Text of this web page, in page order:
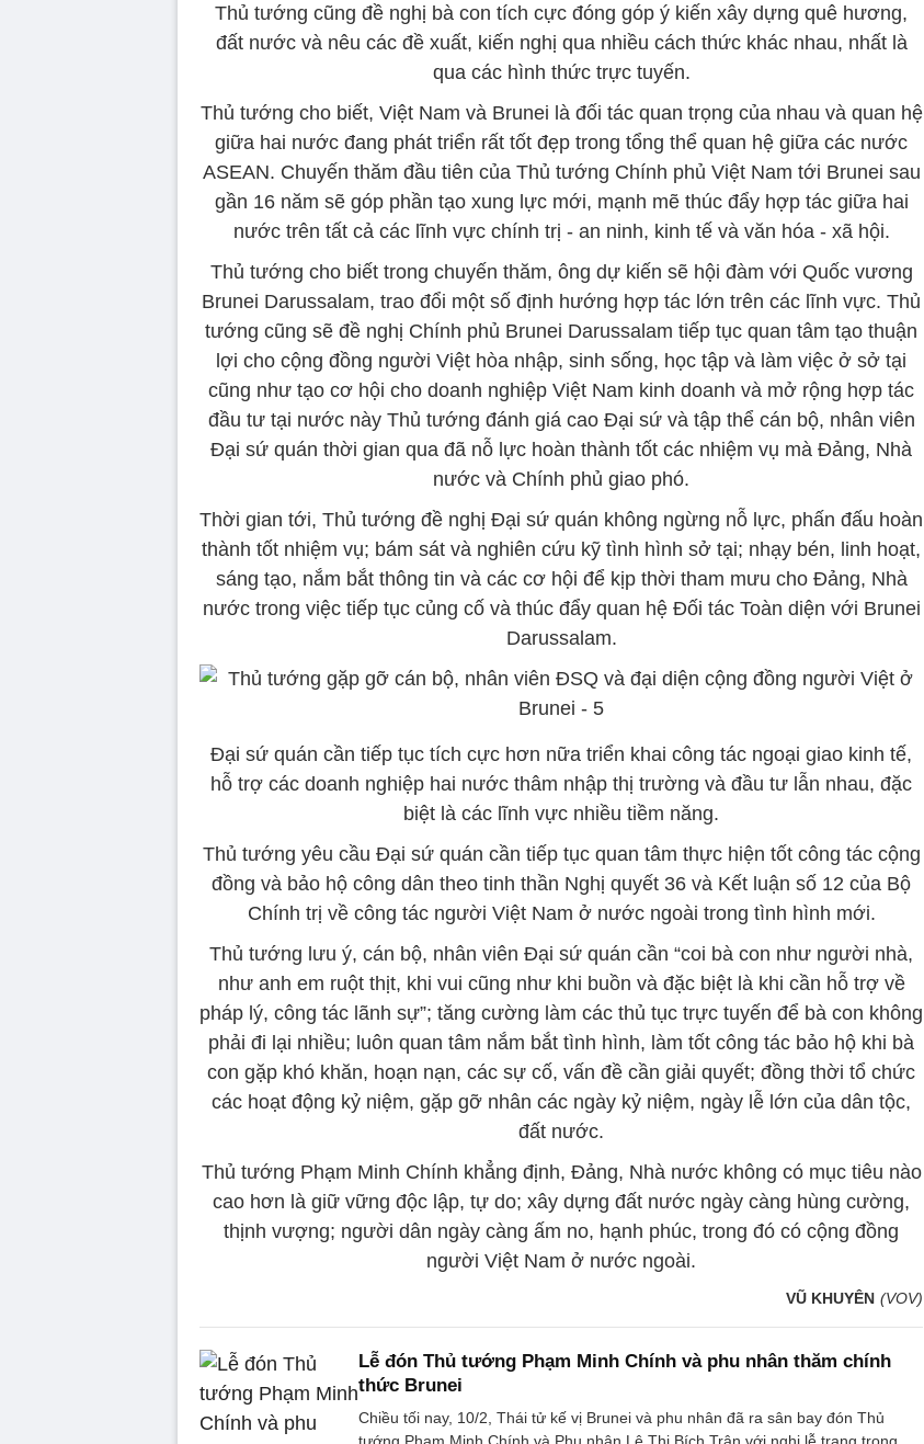
Thủ tướng cũng đề nghị bà con tích cực đóng góp ý kiến xây dựng quê hương,
đất nước và nêu các đề xuất, kiến nghị qua nhiều cách thức khác nhau, nhất là
qua các hình thức trực tuyến.
Thủ tướng cho biết, Việt Nam và Brunei là đối tác quan trọng của nhau và quan hệ
giữa hai nước đang phát triển rất tốt đẹp trong tổng thể quan hệ giữa các nước
ASEAN. Chuyến thăm đầu tiên của Thủ tướng Chính phủ Việt Nam tới Brunei sau
gần 16 năm sẽ góp phần tạo xung lực mới, mạnh mẽ thúc đẩy hợp tác giữa hai
nước trên tất cả các lĩnh vực chính trị - an ninh, kinh tế và văn hóa - xã hội.
Thủ tướng cho biết trong chuyến thăm, ông dự kiến sẽ hội đàm với Quốc vương
Brunei Darussalam, trao đổi một số định hướng hợp tác lớn trên các lĩnh vực. Thủ
tướng cũng sẽ đề nghị Chính phủ Brunei Darussalam tiếp tục quan tâm tạo thuận
lợi cho cộng đồng người Việt hòa nhập, sinh sống, học tập và làm việc ở sở tại
cũng như tạo cơ hội cho doanh nghiệp Việt Nam kinh doanh và mở rộng hợp tác
đầu tư tại nước này Thủ tướng đánh giá cao Đại sứ và tập thể cán bộ, nhân viên
Đại sứ quán thời gian qua đã nỗ lực hoàn thành tốt các nhiệm vụ mà Đảng, Nhà
nước và Chính phủ giao phó.
Thời gian tới, Thủ tướng đề nghị Đại sứ quán không ngừng nỗ lực, phấn đấu hoàn
thành tốt nhiệm vụ; bám sát và nghiên cứu kỹ tình hình sở tại; nhạy bén, linh hoạt,
sáng tạo, nắm bắt thông tin và các cơ hội để kịp thời tham mưu cho Đảng, Nhà
nước trong việc tiếp tục củng cố và thúc đẩy quan hệ Đối tác Toàn diện với Brunei
Darussalam.
Đại sứ quán cần tiếp tục tích cực hơn nữa triển khai công tác ngoại giao kinh tế,
hỗ trợ các doanh nghiệp hai nước thâm nhập thị trường và đầu tư lẫn nhau, đặc
biệt là các lĩnh vực nhiều tiềm năng.
Thủ tướng yêu cầu Đại sứ quán cần tiếp tục quan tâm thực hiện tốt công tác cộng
đồng và bảo hộ công dân theo tinh thần Nghị quyết 36 và Kết luận số 12 của Bộ
Chính trị về công tác người Việt Nam ở nước ngoài trong tình hình mới.
Thủ tướng lưu ý, cán bộ, nhân viên Đại sứ quán cần “coi bà con như người nhà,
như anh em ruột thịt, khi vui cũng như khi buồn và đặc biệt là khi cần hỗ trợ về
pháp lý, công tác lãnh sự”; tăng cường làm các thủ tục trực tuyến để bà con không
phải đi lại nhiều; luôn quan tâm nắm bắt tình hình, làm tốt công tác bảo hộ khi bà
con gặp khó khăn, hoạn nạn, các sự cố, vấn đề cần giải quyết; đồng thời tổ chức
các hoạt động kỷ niệm, gặp gỡ nhân các ngày kỷ niệm, ngày lễ lớn của dân tộc,
đất nước.
Thủ tướng Phạm Minh Chính khẳng định, Đảng, Nhà nước không có mục tiêu nào
cao hơn là giữ vững độc lập, tự do; xây dựng đất nước ngày càng hùng cường,
thịnh vượng; người dân ngày càng ấm no, hạnh phúc, trong đó có cộng đồng
người Việt Nam ở nước ngoài.
VŨ KHUYÊN (VOV)
Lễ đón Thủ tướng Phạm Minh Chính và phu nhân thăm chính
thức Brunei
Chiều tối nay, 10/2, Thái tử kế vị Brunei và phu nhân đã ra sân bay đón Thủ